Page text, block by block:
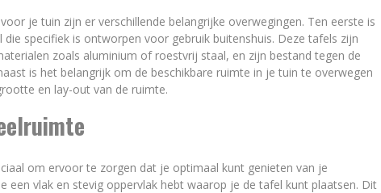
je tuin zijn er verschillende belangrijke overwegingen. Ten eerste is
specifiek is ontworpen voor gebruik buitenshuis. Deze tafels zijn
zoals aluminium of roestvrij staal, en zijn bestand tegen de
is het belangrijk om de beschikbare ruimte in je tuin te overwegen
en lay-out van de ruimte.
om ervoor te zorgen dat je optimaal kunt genieten van je
een vlak en stevig oppervlak hebt waarop je de tafel kunt plaatsen. Dit